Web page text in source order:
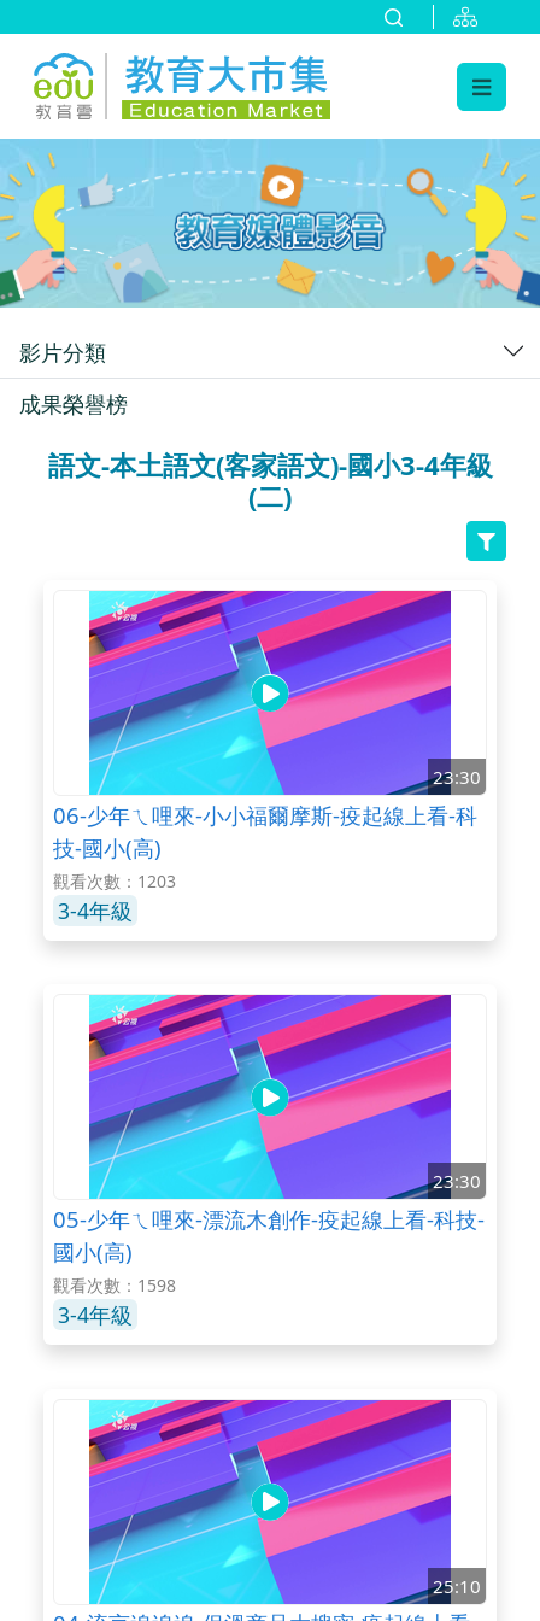
:::
影片分類
成果榮譽榜
語文-本土語文(客家語文)-國小3-4年級
(二)
23:30
06-少年ㄟ哩來-小小福爾摩斯-疫起線上看-科
技-國小(高)
觀看次數：1203
3-4年級
23:30
05-少年ㄟ哩來-漂流木創作-疫起線上看-科技-
國小(高)
觀看次數：1598
3-4年級
25:10